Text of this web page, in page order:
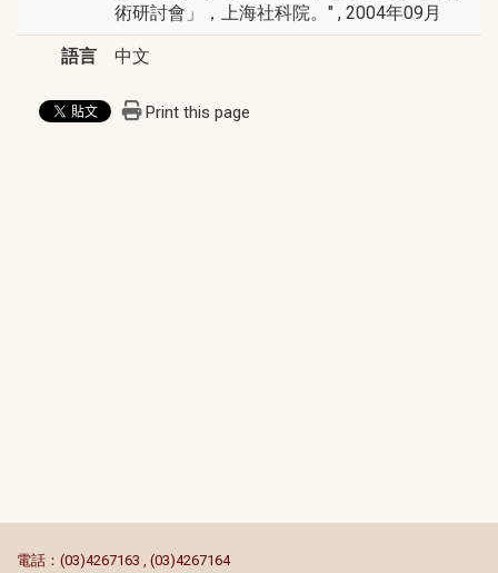
術研討會」，上海社科院。" , 2004年09月
語言 中文
Print this page
電話：(03)4267163 , (03)4267164